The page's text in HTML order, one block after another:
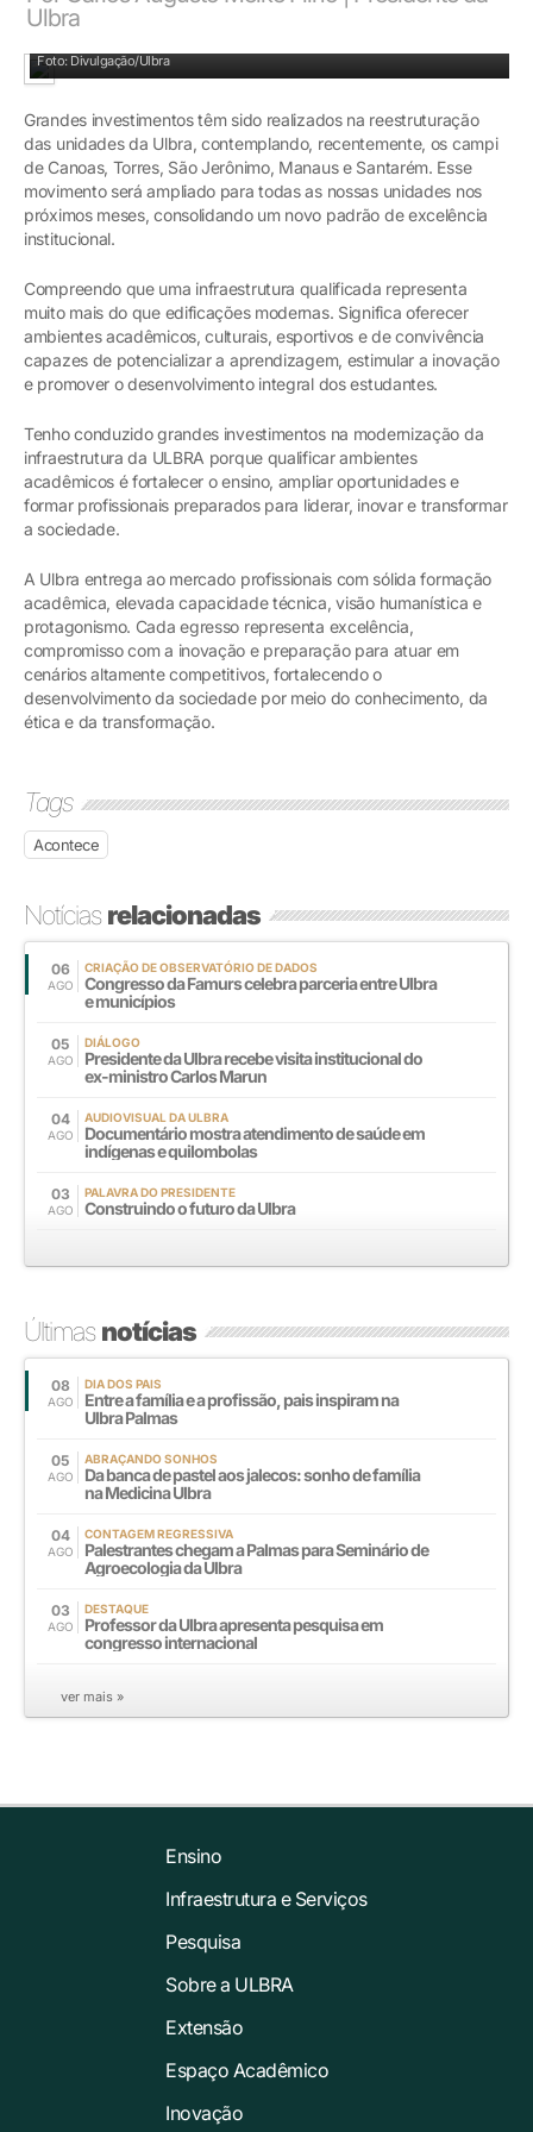
Ulbra
Foto: Divulgação/Ulbra
Grandes investimentos têm sido realizados na reestruturação
das unidades da Ulbra, contemplando, recentemente, os campi
de Canoas, Torres, São Jerônimo, Manaus e Santarém. Esse
movimento será ampliado para todas as nossas unidades nos
próximos meses, consolidando um novo padrão de excelência
institucional.
Compreendo que uma infraestrutura qualificada representa
muito mais do que edificações modernas. Significa oferecer
ambientes acadêmicos, culturais, esportivos e de convivência
capazes de potencializar a aprendizagem, estimular a inovação
e promover o desenvolvimento integral dos estudantes.
Tenho conduzido grandes investimentos na modernização da
infraestrutura da ULBRA porque qualificar ambientes
acadêmicos é fortalecer o ensino, ampliar oportunidades e
formar profissionais preparados para liderar, inovar e transformar
a sociedade.
A Ulbra entrega ao mercado profissionais com sólida formação
acadêmica, elevada capacidade técnica, visão humanística e
protagonismo. Cada egresso representa excelência,
compromisso com a inovação e preparação para atuar em
cenários altamente competitivos, fortalecendo o
desenvolvimento da sociedade por meio do conhecimento, da
ética e da transformação.
Tags
Acontece
Notíciasrelacionadas
06
AGO
CRIAÇÃO DE OBSERVATÓRIO DE DADOS
Congresso da Famurs celebra parceria entre Ulbra
e municípios
05
AGO
DIÁLOGO
Presidente da Ulbra recebe visita institucional do
ex-ministro Carlos Marun
04
AGO
AUDIOVISUAL DA ULBRA
Documentário mostra atendimento de saúde em
indígenas e quilombolas
03
AGO
PALAVRA DO PRESIDENTE
Construindo o futuro da Ulbra
Últimasnotícias
08
AGO
DIA DOS PAIS
Entre a família e a profissão, pais inspiram na
Ulbra Palmas
05
AGO
ABRAÇANDO SONHOS
Da banca de pastel aos jalecos: sonho de família
na Medicina Ulbra
04
AGO
CONTAGEM REGRESSIVA
Palestrantes chegam a Palmas para Seminário de
Agroecologia da Ulbra
03
AGO
DESTAQUE
Professor da Ulbra apresenta pesquisa em
congresso internacional
ver mais »
Ensino
Infraestrutura e Serviços
Pesquisa
Sobre a ULBRA
Extensão
Espaço Acadêmico
Inovação